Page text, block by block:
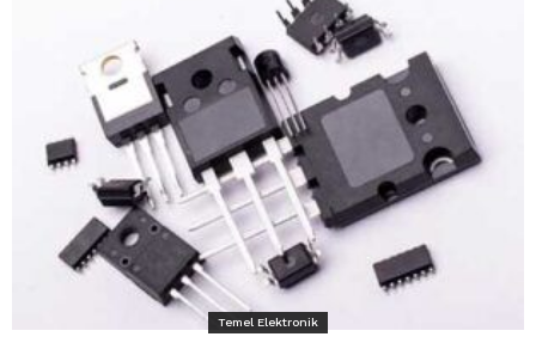
Temel Elektronik